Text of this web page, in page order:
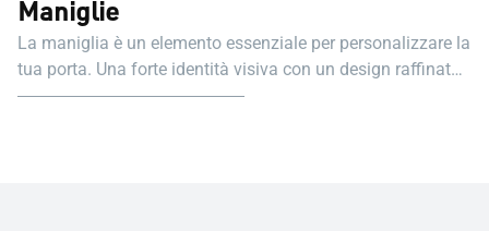
Maniglie
La maniglia è un elemento essenziale per personalizzare la
tua porta. Una forte identità visiva con un design raffinato
ed elegante.